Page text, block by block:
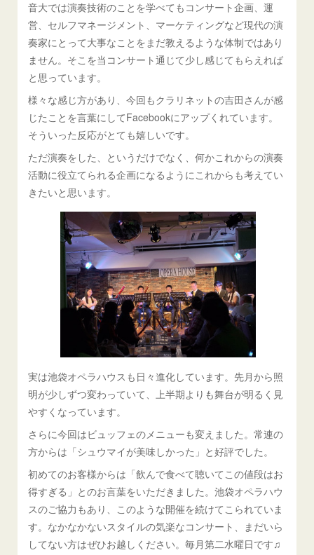
音大では演奏技術のことを学べてもコンサート企画、運
営、セルフマネージメント、マーケティングなど現代の演
奏家にとって大事なことをまだ教えるような体制ではあり
ません。そこを当コンサート通じて少し感じてもらえれば
と思っています。
様々な感じ方があり、今回もクラリネットの吉田さんが感
じたことを言葉にしてFacebookにアップくれています。
そういった反応がとても嬉しいです。
ただ演奏をした、というだけでなく、何かこれからの演奏
活動に役立てられる企画になるようにこれからも考えてい
きたいと思います。
実は池袋オペラハウスも日々進化しています。先月から照
明が少しずつ変わっていて、上半期よりも舞台が明るく見
やすくなっています。
さらに今回はビュッフェのメニューも変えました。常連の
方からは「シュウマイが美味しかった」と好評でした。
初めてのお客様からは「飲んで食べて聴いてこの値段はお
得すぎる」とのお言葉をいただきました。池袋オペラハウ
スのご協力もあり、このような開催を続けてこられていま
す。なかなかないスタイルの気楽なコンサート、まだいら
してない方はぜひお越しください。毎月第二水曜日です♫